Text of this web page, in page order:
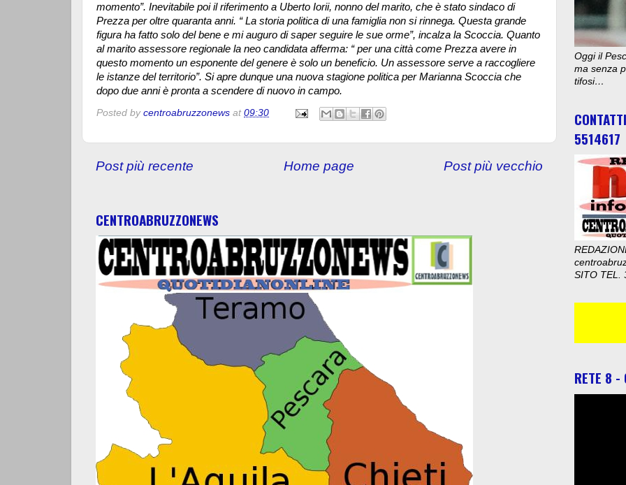
momento”. Inevitabile poi il riferimento a Uberto Iorii, nonno del marito, che è stato sindaco di
Prezza per oltre quaranta anni. “ La storia politica di una famiglia non si rinnega. Questa grande
figura ha fatto solo del bene e mi auguro di saper seguire le sue orme”, incalza la Scoccia. Quanto
al marito assessore regionale la neo candidata afferma: “ per una città come Prezza avere in
questo momento un esponente del genere è solo un beneficio. Un assessore serve a raccogliere
le istanze del territorio”. Si apre dunque una nuova stagione politica per Marianna Scoccia che
dopo due anni è pronta a scendere di nuovo in campo.
Posted by centroabruzzonews at 09:30
Post più recente Post più vecchio
Home page
CENTROABRUZZONEWS
Oggi il
ma senza
tifosi…
5514617
SITO TEL.
RETE 8 -